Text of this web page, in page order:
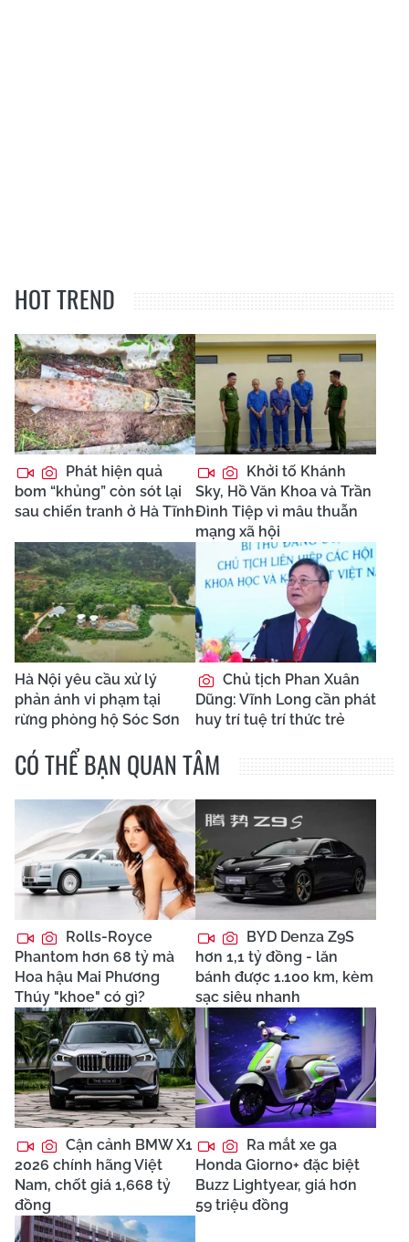
HOT TREND
Phát hiện quả
bom “khủng” còn sót lại
sau chiến tranh ở Hà Tĩnh
Khởi tố Khánh
Sky, Hồ Văn Khoa và Trần
Đình Tiệp vì mâu thuẫn
mạng xã hội
Hà Nội yêu cầu xử lý
phản ánh vi phạm tại
rừng phòng hộ Sóc Sơn
Chủ tịch Phan Xuân
Dũng: Vĩnh Long cần phát
huy trí tuệ trí thức trẻ
CÓ THỂ BẠN QUAN TÂM
Rolls-Royce
Phantom hơn 68 tỷ mà
Hoa hậu Mai Phương
Thúy "khoe" có gì?
BYD Denza Z9S
hơn 1,1 tỷ đồng - lăn
bánh được 1.100 km, kèm
sạc siêu nhanh
Cận cảnh BMW X1
2026 chính hãng Việt
Nam, chốt giá 1,668 tỷ
đồng
Ra mắt xe ga
Honda Giorno+ đặc biệt
Buzz Lightyear, giá hơn
59 triệu đồng